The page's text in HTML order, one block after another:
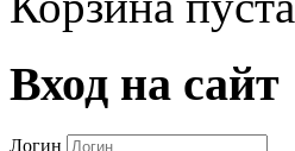
Вход на сайт
Логин